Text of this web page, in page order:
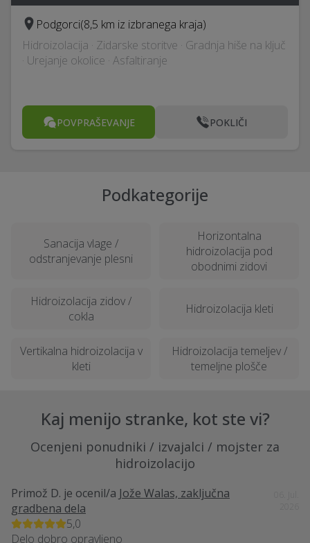
Podgorci(8,5 km iz izbranega kraja)
Hidroizolacija · Zidarske storitve · Gradnja hiše na ključ
· Urejanje okolice · Asfaltiranje
POVPRAŠEVANJE POKLIČI
Podkategorije
Sanacija vlage /
odstranjevanje plesni
Horizontalna
hidroizolacija pod
obodnimi zidovi
Hidroizolacija zidov /
cokla
Hidroizolacija kleti
Vertikalna hidroizolacija v
kleti
Hidroizolacija temeljev /
temeljne plošče
Kaj menijo stranke, kot ste vi?
Ocenjeni ponudniki / izvajalci / mojster za
hidroizolacijo
Primož D. je ocenil/a Jože Walas, zaključna
gradbena dela
5,0
Delo dobro opravljeno